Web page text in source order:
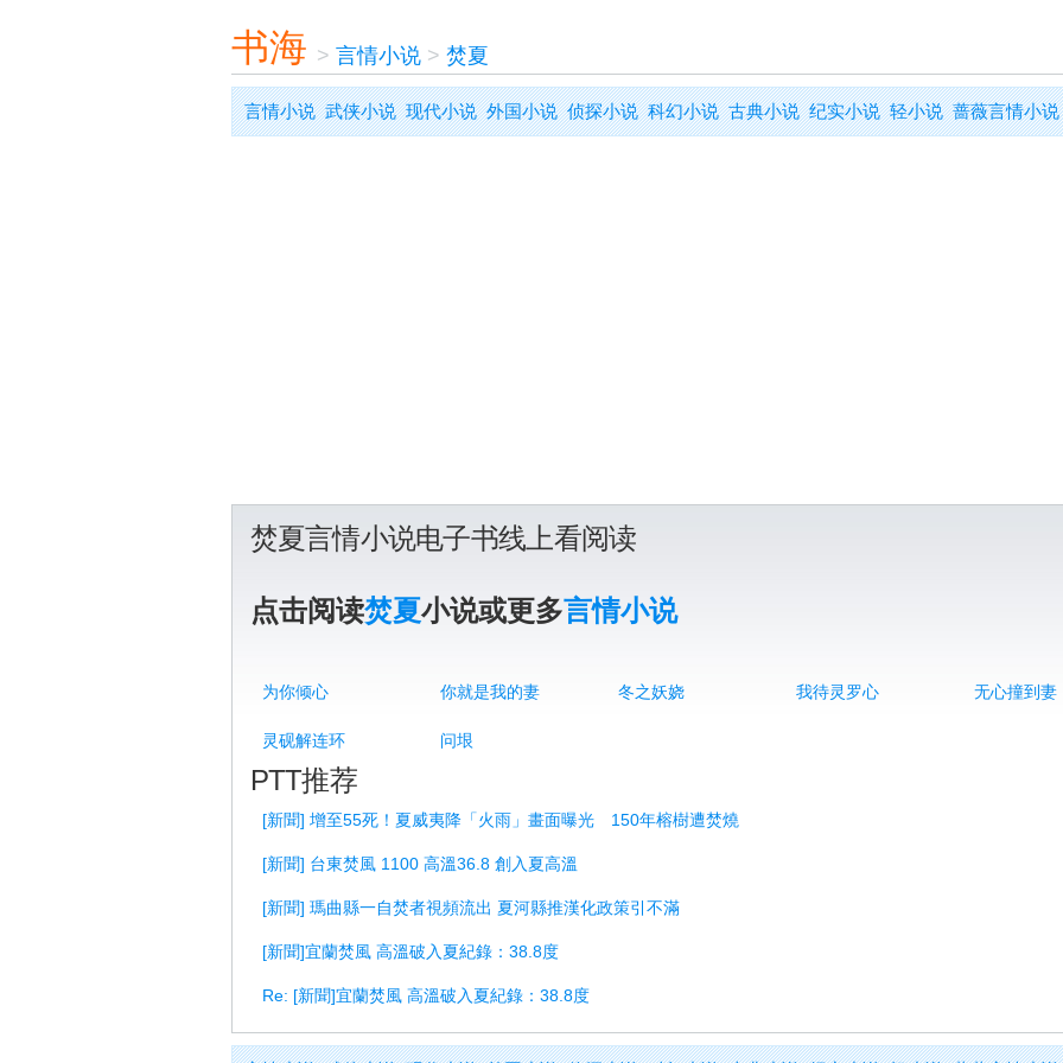
书海 > 言情小说> 焚夏
言情小说 武侠小说 现代小说 外国小说 侦探小说 科幻小说 古典小说 纪实小说 轻小说 蔷薇言情小说
焚夏言情小说电子书线上看阅读
点击阅读焚夏小说或更多言情小说
为你倾心 你就是我的妻 冬之妖娆 我待灵罗心 无心撞到妻
灵砚解连环 问垠
PTT推荐
[新聞] 增至55死！夏威夷降「火雨」畫面曝光 150年榕樹遭焚燒
[新聞] 台東焚風 1100 高溫36.8 創入夏高溫
[新聞] 瑪曲縣一自焚者視頻流出 夏河縣推漢化政策引不滿
[新聞]宜蘭焚風 高溫破入夏紀錄：38.8度
Re: [新聞]宜蘭焚風 高溫破入夏紀錄：38.8度